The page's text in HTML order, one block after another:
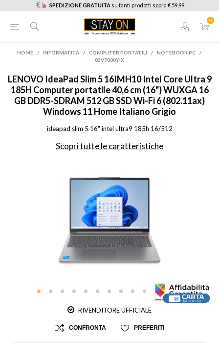
SPEDIZIONE GRATUITA su tanti prodotti sopra € 59,99
0
HOME / INFORMATICA / COMPUTER PORTATILI / NOTEBOOK PC
/
83V7000YIX
LENOVO IdeaPad Slim 5 16IMH10 Intel Core Ultra 9
185H Computer portatile 40,6 cm (16") WUXGA 16
GB DDR5-SDRAM 512 GB SSD Wi-Fi 6 (802.11ax)
Windows 11 Home Italiano Grigio
ideapad slim 5 16" intel ultra9 185h 16/512
Scopri tutte le caratteristiche
RIVENDITORE UFFICIALE
CONFRONTA PREFERITI